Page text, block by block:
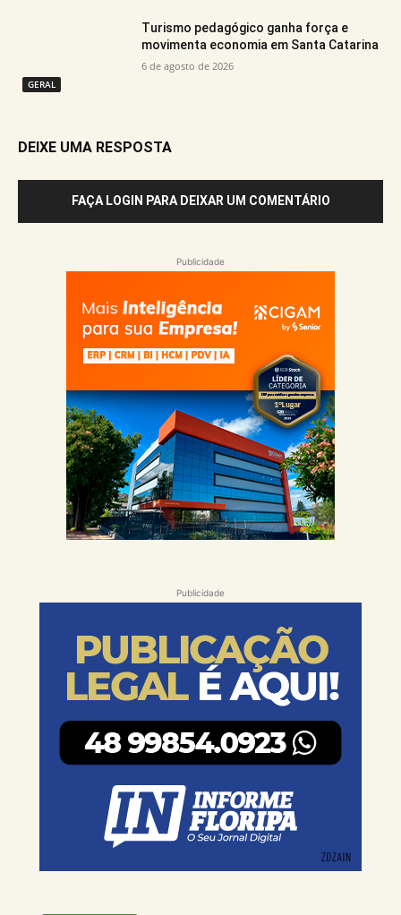
GERAL
Turismo pedagógico ganha força e
movimenta economia em Santa Catarina
6 de agosto de 2026
DEIXE UMA RESPOSTA
FAÇA LOGIN PARA DEIXAR UM COMENTÁRIO
Publicidade
Publicidade